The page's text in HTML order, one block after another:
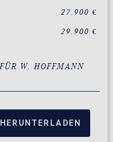
27.900 €
29.900 €
W. HOFFMANN